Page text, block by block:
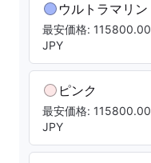
ウルトラマリン
最安価格: 115800.00
JPY
ピンク
最安価格: 115800.00
JPY